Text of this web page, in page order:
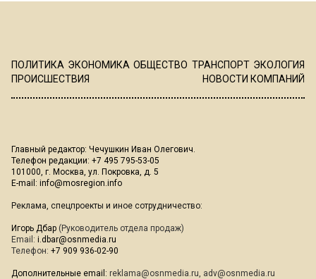
ПОЛИТИКА ЭКОНОМИКА ОБЩЕСТВО ТРАНСПОРТ ЭКОЛОГИЯ
ПРОИСШЕСТВИЯ
НОВОСТИ КОМПАНИЙ
Главный редактор: Чечушкин Иван Олегович.
Телефон редакции: +7 495 795-53-05
101000, г. Москва, ул. Покровка, д. 5
E-mail: info@mosregion.info
Реклама, спецпроекты и иное сотрудничество:
Игорь Дбар (Руководитель отдела продаж)
Email: i.dbar@osnmedia.ru
Телефон: +7 909 936-02-90
Дополнительные email: reklama@osnmedia.ru, adv@osnmedia.ru